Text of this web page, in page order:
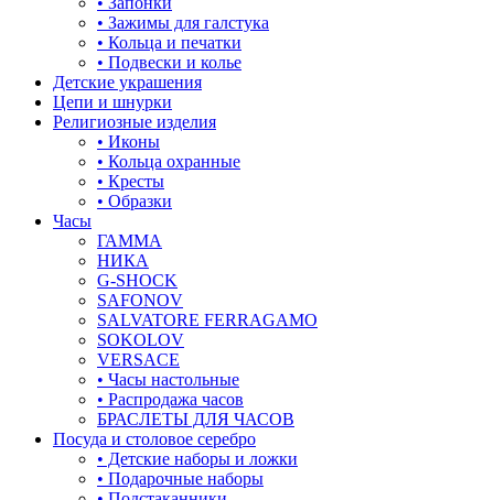
• Зажимы для галстука
• Кольца и печатки
• Подвески и колье
Детские украшения
Цепи и шнурки
Религиозные изделия
• Иконы
• Кольца охранные
• Кресты
• Образки
Часы
ГАММА
НИКА
G-SHOCK
SAFONOV
SALVATORE FERRAGAMO
SOKOLOV
VERSACE
• Часы настольные
• Распродажа часов
БРАСЛЕТЫ ДЛЯ ЧАСОВ
Посуда и столовое серебро
• Детские наборы и ложки
• Подарочные наборы